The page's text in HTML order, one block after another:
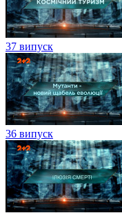
37 випуск
36 випуск